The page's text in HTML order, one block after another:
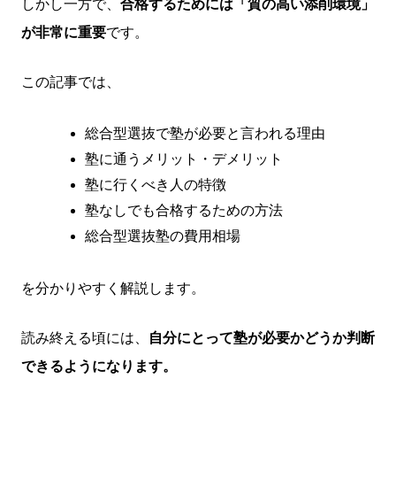
しかし一方で、 合格するためには「質の高い添削環境」
が非常に重要です。
この記事では、
総合型選抜で塾が必要と言われる理由
塾に通うメリット・デメリット
塾に行くべき人の特徴
塾なしでも合格するための方法
総合型選抜塾の費用相場
を分かりやすく解説します。
読み終える頃には、
自分にとって塾が必要かどうか判断
できるようになります。